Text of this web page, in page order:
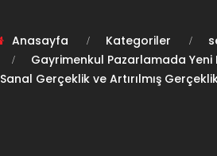
Anasayfa Kategoriler
Gayrimenkul Pazarlamada Yeni
Sanal Gerçeklik ve Artırılmış